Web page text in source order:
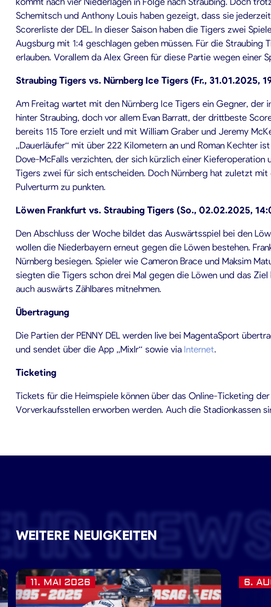
Schemitsch und Anthony Louis haben gezeigt, dass sie
Scorerliste der DEL. In dieser Saison haben die Tigers zwei
Augsburg mit 1:4 geschlagen geben müssen. Für die Straubing
erlauben. Vorallem da Alex Green für diese Partie wegen einer
Straubing Tigers vs. Nürnberg Ice Tigers (Fr., 31.01.2025,
Am Freitag wartet mit den Nürnberg Ice Tigers ein Gegner, der
hinter Straubing, doch vor allem Evan Barratt, der drittbeste
bereits 115 Tore erzielt und mit William Graber und Jeremy
„Dauerläufer“ mit über 222 Kilometern an und Roman Kechter
Dove-McFalls verzichten, der sich kürzlich einer
Tigers zwei für sich entscheiden. Doch Nürnberg hat zuletzt
Pulverturm zu punkten.
Löwen Frankfurt vs. Straubing Tigers (So., 02.02.2025,
Den Abschluss der Woche bildet das Auswärtsspiel bei den
wollen die Niederbayern erneut gegen die Löwen bestehen.
Nürnberg besiegen. Spieler wie Cameron Brace und Maksim
siegten die Tigers schon drei Mal gegen die Löwen und das
auch auswärts Zählbares mitnehmen.
Übertragung
Die Partien der PENNY DEL werden live bei MagentaSport
und sendet über die App „Mixlr“ sowie via Internet.
Ticketing
Tickets für die Heimspiele können über das Online-Ticketing
Vorverkaufsstellen erworben werden. Auch die Stadionkassen
WEITERE NEUIGKEITEN
6.
11. MAI 2026